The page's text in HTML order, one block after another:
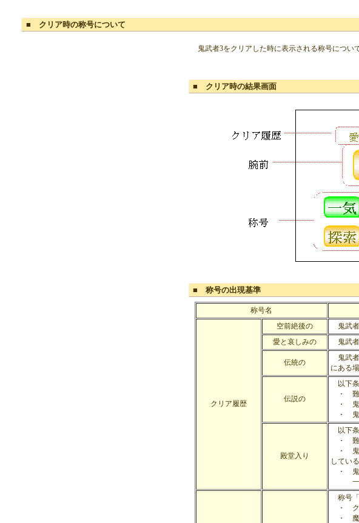
■ クリア時の称号について
鬼武者3をクリアした時に表示される称号につい
■ クリア時の結果画面
■ 称号の出現基準
称号名
クリア履歴
空前絶後の
鬼武者
愛と哀しみの
鬼武者
伝統の
鬼武者
にある
伝説の
以下条
・ 難
・ 鬼
・ 鬼
殿堂入り
以下条
・ 難
・ 鬼
している
・ 鬼
一閃
称号「
・ ク
・ 魔